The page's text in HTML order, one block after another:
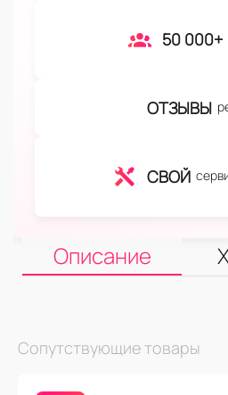
50 000+
ОТЗЫВЫ
СВОЙ
Описание
Сопутствующие товары